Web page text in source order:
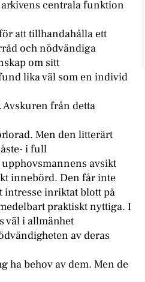
centrala funktion
att tillhandahålla ett
och nödvändiga
om sitt
lika väl som en individ
från detta
Men den litterärt
i full
avsikt
innebörd. Den får inte
intresse inriktat blott på
praktiskt nyttiga. I
väl i allmänhet
av deras
ha behov av dem. Men de